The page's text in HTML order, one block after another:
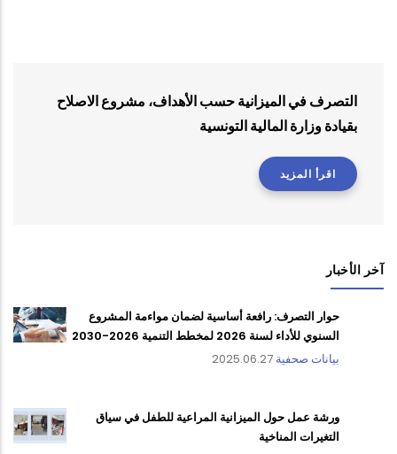
التصرف في الميزانية حسب الأهداف، مشروع الاصلاح
بقيادة وزارة المالية التونسية
اقرأ المزيد
آخر الأخبار
حوار التصرف: رافعة أساسية لضمان مواءمة المشروع
السنوي للأداء لسنة 2026 لمخطط التنمية 2026-2030
بيانات صحفية 2025.06.27
ورشة عمل حول الميزانية المراعية للطفل في سياق
التغيرات المناخية